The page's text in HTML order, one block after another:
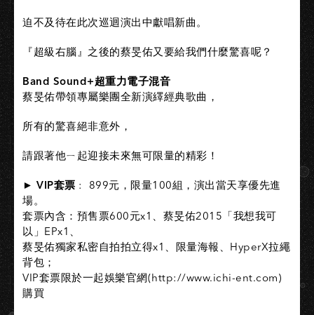
迫不及待在此次巡迴演出中獻唱新曲。
『超級右腦』之後的蔡旻佑又要給我們什麼驚喜呢？
Band Sound+超重力電子混音
蔡旻佑帶領專屬樂團全新演繹經典歌曲，
所有的驚喜絕非意外，
請跟著他ㄧ起迎接未來無可限量的精彩！
► VIP套票 : 899元，限量100組，演出當天享優先進
場。
套票內含：預售票600元x1、蔡旻佑2015「我想我可
以」EPx1、
蔡旻佑獨家私密自拍拍立得x1、限量海報、HyperX拉繩
背包；
VIP套票限於一起娛樂官網(http://www.ichi-ent.com)
購買